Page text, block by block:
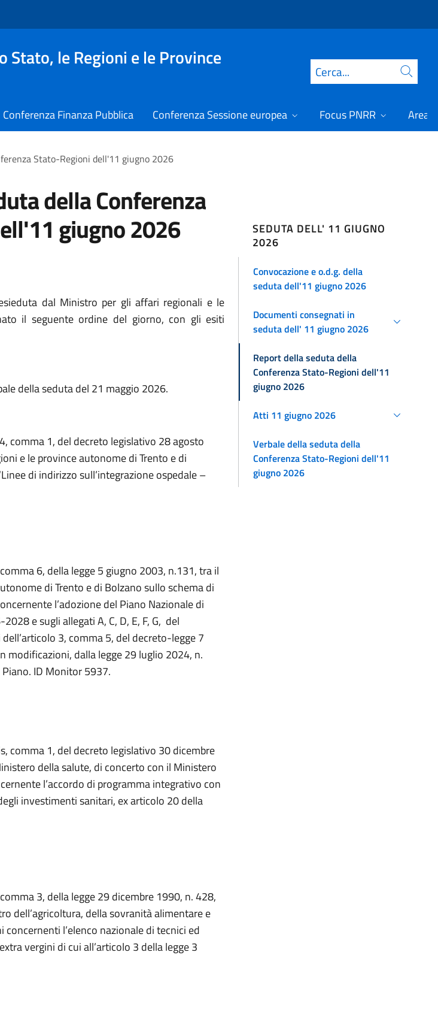
le Regioni e le Province
Cerca
Conferenza Finanza Pubblica Conferenza Sessione europea Focus PNRR Area
Stato-Regioni dell'11 giugno 2026
della Conferenza
giugno 2026
dal Ministro per gli affari regionali e le
il seguente ordine del giorno, con gli esiti
della seduta del 21 maggio 2026.
comma 1, del decreto legislativo 28 agosto
e le province autonome di Trento e di
di indirizzo sull’integrazione ospedale –
6, della legge 5 giugno 2003, n.131, tra il
di Trento e di Bolzano sullo schema di
l’adozione del Piano Nazionale di
e sugli allegati A, C, D, E, F, G, del
3, comma 5, del decreto-legge 7
modificazioni, dalla legge 29 luglio 2024, n.
ID Monitor 5937.
comma 1, del decreto legislativo 30 dicembre
della salute, di concerto con il Ministero
l’accordo di programma integrativo con
investimenti sanitari, ex articolo 20 della
3, della legge 29 dicembre 1990, n. 428,
dell’agricoltura, della sovranità alimentare e
l’elenco nazionale di tecnici ed
vergini di cui all’articolo 3 della legge 3
SEDUTA DELL' 11 GIUGNO
2026
Convocazione e o.d.g. della
seduta dell'11 giugno 2026
Documenti consegnati in
seduta dell' 11 giugno 2026
Report della seduta della
Conferenza Stato-Regioni dell'11
giugno 2026
Atti 11 giugno 2026
Verbale della seduta della
Conferenza Stato-Regioni dell'11
giugno 2026